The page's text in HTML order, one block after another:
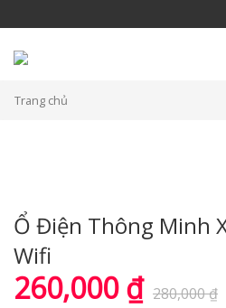
Trang chủ
Ổ Điện Thông Minh
Wifi
260,000₫ 280,000₫